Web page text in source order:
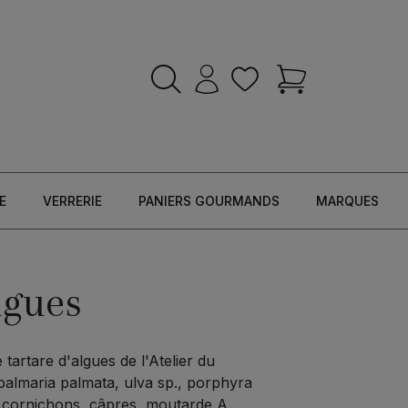
VERRERIE PANIERS GOURMANDS MARQUES
tartare d'algues de l'Atelier du
palmata, ulva sp., porphyra